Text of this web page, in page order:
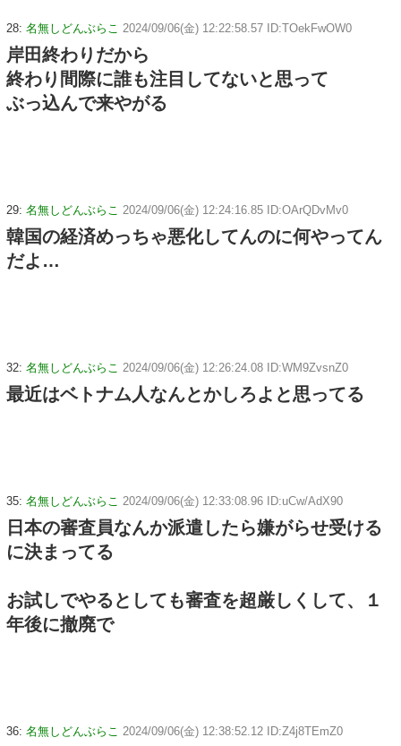
28: 名無しどんぶらこ 2024/09/06(金) 12:22:58.57 ID:TOekFwOW0
岸田終わりだから
終わり間際に誰も注目してないと思って
ぶっ込んで来やがる
29: 名無しどんぶらこ 2024/09/06(金) 12:24:16.85 ID:OArQDvMv0
韓国の経済めっちゃ悪化してんのに何やってん
だよ…
32: 名無しどんぶらこ 2024/09/06(金) 12:26:24.08 ID:WM9ZvsnZ0
最近はベトナム人なんとかしろよと思ってる
35: 名無しどんぶらこ 2024/09/06(金) 12:33:08.96 ID:uCw/AdX90
日本の審査員なんか派遣したら嫌がらせ受ける
に決まってる
お試しでやるとしても審査を超厳しくして、１
年後に撤廃で
36: 名無しどんぶらこ 2024/09/06(金) 12:38:52.12 ID:Z4j8TEmZ0